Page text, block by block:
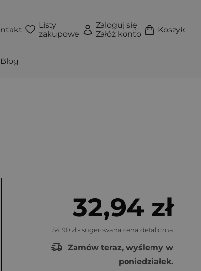
Listy
zakupowe
Zaloguj się
Załóż konto
Koszyk
Blog
32,94 zł
54,90 zł - sugerowana cena detaliczna
Zamów teraz, wyślemy w
poniedziałek.